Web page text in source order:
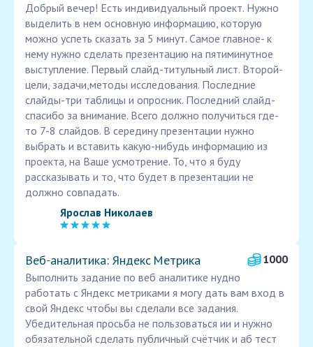
Добрый вечер! Есть индивидуальный проект. Нужно
выделить в нем основную информацию, которую
можно успеть сказать за 5 минут. Самое главное- к
нему нужно сделать презентацию на пятиминутное
выступление. Первый слайд-титульный лист. Второй-
цели, задачи,методы исследования. Последние
слайды-три таблицы и опросник. Последний слайд-
спасибо за внимание. Всего должно получиться где-
то 7-8 слайдов. В середину презентации нужно
выбрать и вставить какую-нибудь информацию из
проекта, на Ваше усмотрение. То, что я буду
рассказывать и то, что будет в презентации не
должно совпадать.
Ярослав Николаев
Веб‑аналитика: Яндекс Метрика
1000
Выполнить задание по веб аналитике нудно
работать с Яндекс метриками я могу дать вам вход в
свой Яндекс чтобы вы сделали все задания.
Убедительная просьба не пользоваться ии и нужно
обязательной сделать публичный счётчик и аб тест